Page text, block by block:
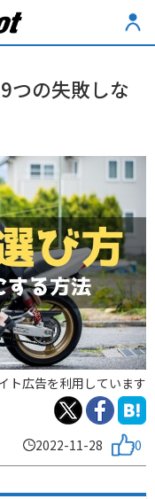
つの失敗しな
ト広告を利用しています
2022-11-28 0